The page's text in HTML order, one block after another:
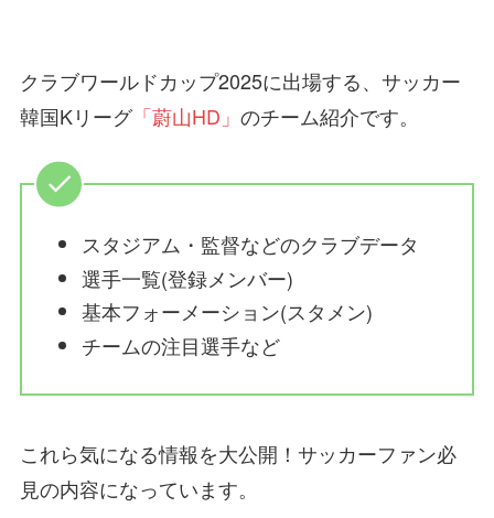
クラブワールドカップ2025に出場する、サッカー
韓国Kリーグ「蔚山HD」 のチーム紹介です。
スタジアム・監督などのクラブデータ
選手一覧(登録メンバー)
基本フォーメーション(スタメン)
チームの注目選手など
これら気になる情報を大公開！サッカーファン必
見の内容になっています。